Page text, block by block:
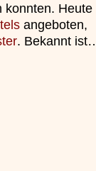
konnten.
angeboten,
. Bekannt